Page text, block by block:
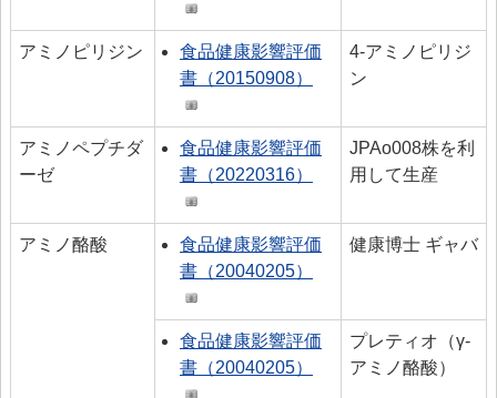
アミノピリジン
食品健康影響評価
書（20150908）
4‐アミノピリジ
ン
アミノペプチダ
ーゼ
食品健康影響評価
書（20220316）
JPAo008株を利
用して生産
アミノ酪酸
食品健康影響評価
書（20040205）
健康博士 ギャバ
食品健康影響評価
書（20040205）
プレティオ（γ-
アミノ酪酸）